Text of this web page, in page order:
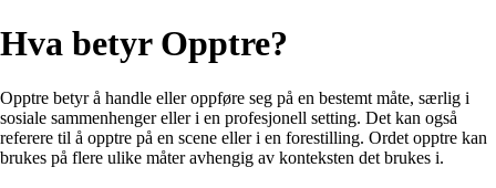
Hva betyr Opptre?
Opptre betyr å handle eller oppføre seg på en bestemt måte, særlig i
sosiale sammenhenger eller i en profesjonell setting. Det kan også
referere til å opptre på en scene eller i en forestilling. Ordet opptre kan
brukes på flere ulike måter avhengig av konteksten det brukes i.